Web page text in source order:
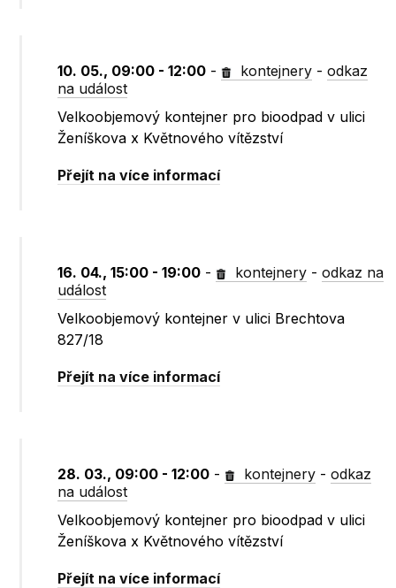
10. 05., 09:00 - 12:00 - kontejnery -odkaz
na událost
Velkoobjemový kontejner pro bioodpad v ulici
Ženíškova x Květnového vítězství
Přejít na více informací
16. 04., 15:00 - 19:00 - kontejnery -odkaz na
událost
Velkoobjemový kontejner v ulici Brechtova
827/18
Přejít na více informací
28. 03., 09:00 - 12:00 - kontejnery -odkaz
na událost
Velkoobjemový kontejner pro bioodpad v ulici
Ženíškova x Květnového vítězství
Přejít na více informací